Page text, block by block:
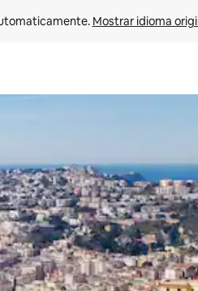
Mostrar idioma